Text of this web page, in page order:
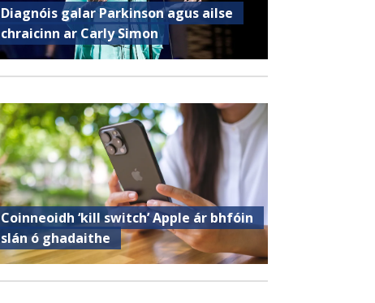
Diagnóis galar Parkinson agus ailse
chraicinn ar Carly Simon
Coinneoidh ‘kill switch’ Apple ár bhfóin
slán ó ghadaithe